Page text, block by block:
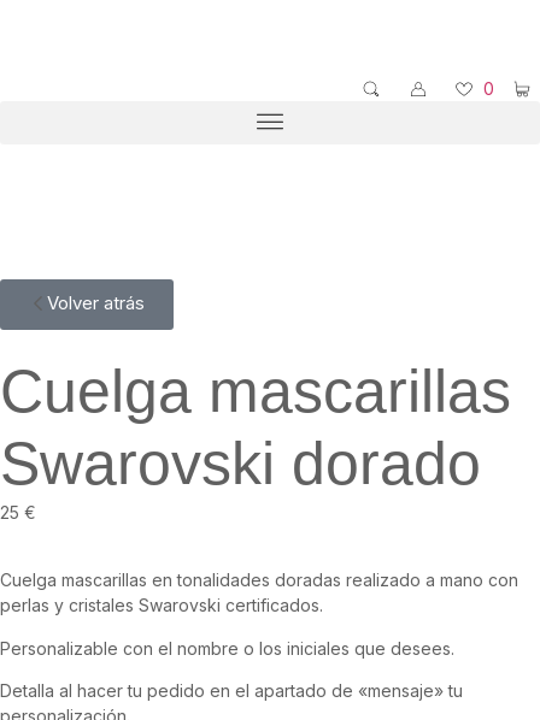
0
Volver atrás
Cuelga mascarillas
Swarovski dorado
25 €
Cuelga mascarillas en tonalidades doradas realizado a mano con
perlas y cristales Swarovski certificados.
Personalizable con el nombre o los iniciales que desees.
Detalla al hacer tu pedido en el apartado de «mensaje» tu